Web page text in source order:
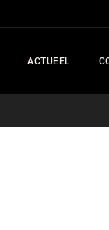
ACTUEEL